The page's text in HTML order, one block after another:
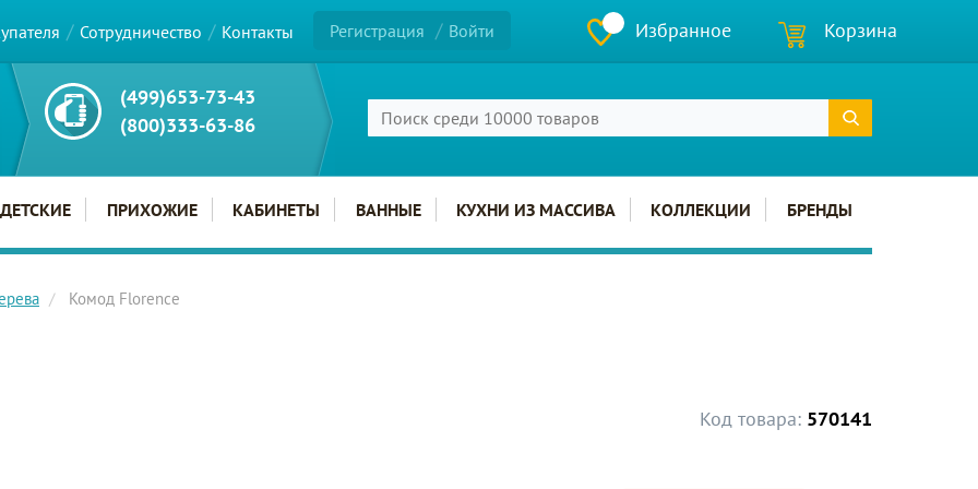
Сотрудничество Контакты Регистрация Войти Избранное Корзина
(499)653-73-43
(800)333-63-86
ДЕТСКИЕ ПРИХОЖИЕ КАБИНЕТЫ ВАННЫЕ КУХНИ ИЗ МАССИВА КОЛЛЕКЦИИ БРЕНДЫ
Комод Florence
Код товара: 570141